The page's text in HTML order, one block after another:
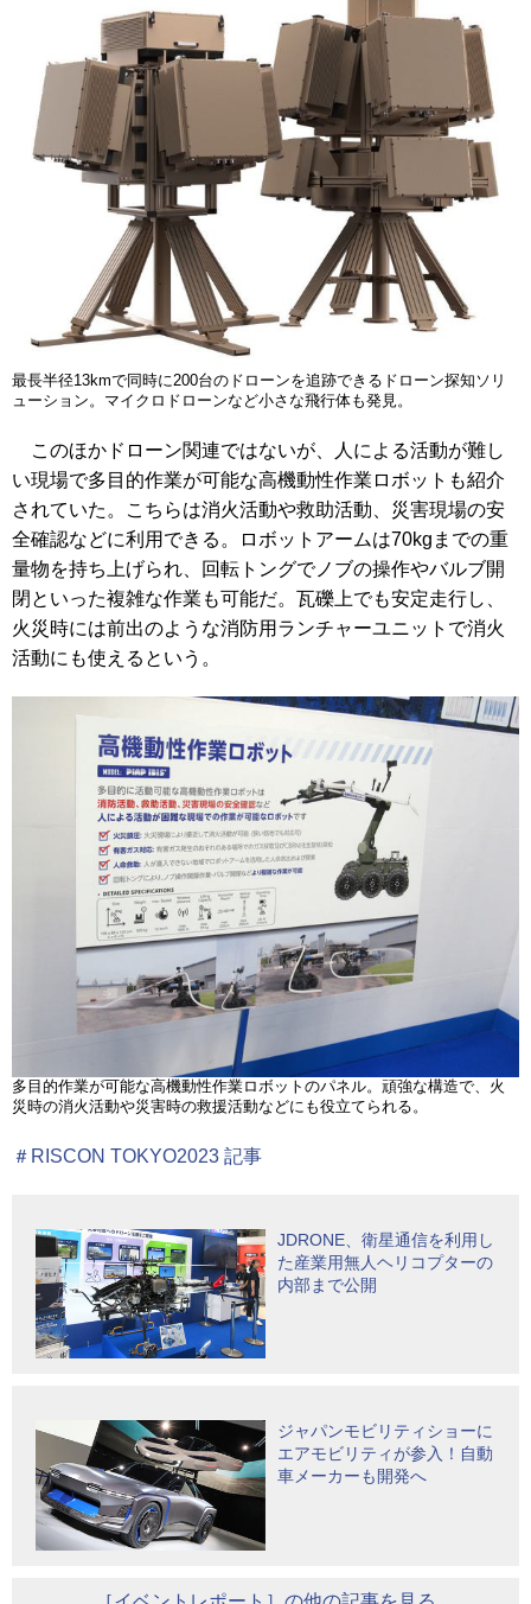
最長半径13kmで同時に200台のドローンを追跡できるドローン探知ソリ
ューション。マイクロドローンなど小さな飛行体も発見。
このほかドローン関連ではないが、人による活動が難し
い現場で多目的作業が可能な高機動性作業ロボットも紹介
されていた。こちらは消火活動や救助活動、災害現場の安
全確認などに利用できる。ロボットアームは70kgまでの重
量物を持ち上げられ、回転トングでノブの操作やバルブ開
閉といった複雑な作業も可能だ。瓦礫上でも安定走行し、
火災時には前出のような消防用ランチャーユニットで消火
活動にも使えるという。
多目的作業が可能な高機動性作業ロボットのパネル。頑強な構造で、火
災時の消火活動や災害時の救援活動などにも役立てられる。
＃RISCON TOKYO2023 記事
JDRONE、衛星通信を利用し
た産業用無人ヘリコプターの
内部まで公開
ジャパンモビリティショーに
エアモビリティが参入！自動
車メーカーも開発へ